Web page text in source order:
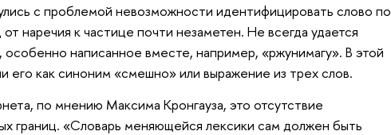
с проблемой невозможности идентифицировать слово по
наречия к частице почти незаметен. Не всегда удается
написанное вместе, например, «ржунимагу». В этой
его как синоним «смешно» или выражение из трех слов.
по мнению Максима Кронгауза, это отсутствие
границ. «Словарь меняющейся лексики сам должен быть